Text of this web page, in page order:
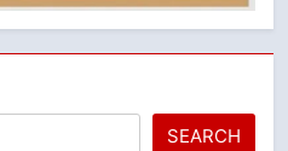
SEARCH